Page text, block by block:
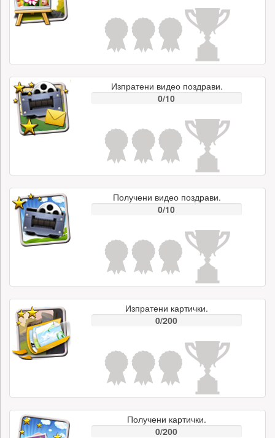
Изпратени видео поздрави.
0/10
Получени видео поздрави.
0/10
Изпратени картички.
0/200
Получени картички.
0/200